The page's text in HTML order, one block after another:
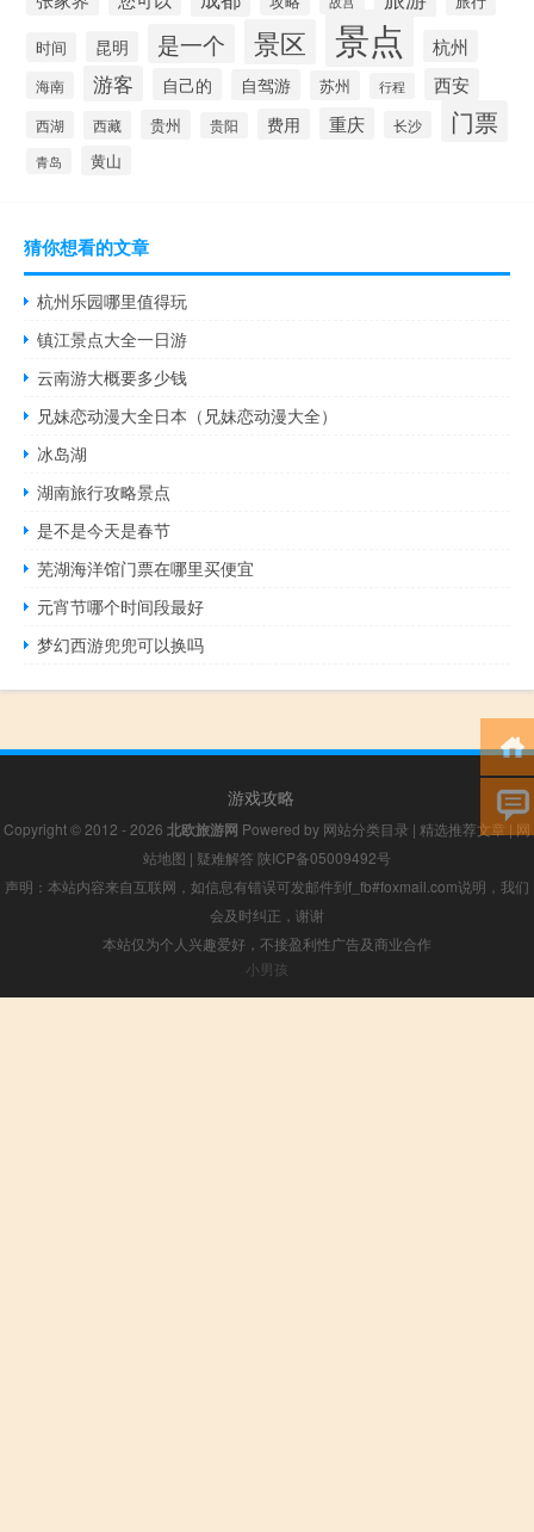
时间 昆明 是一个 景区 景点 杭州
海南 游客 自己的 自驾游 苏州 行程 西安
西湖 西藏 贵州 贵阳 费用 重庆 长沙 门票
青岛 黄山
猜你想看的文章
杭州乐园哪里值得玩
镇江景点大全一日游
云南游大概要多少钱
兄妹恋动漫大全日本（兄妹恋动漫大全）
冰岛湖
湖南旅行攻略景点
是不是今天是春节
芜湖海洋馆门票在哪里买便宜
元宵节哪个时间段最好
梦幻西游兜兜可以换吗
游戏攻略
Copyright © 2012 - 2026 北欧旅游网 Powered by 网站分类目录 | 精选推荐文章| 网
站地图 | 疑难解答 陕ICP备05009492号
声明：本站内容来自互联网，如信息有错误可发邮件到f_fb#foxmail.com说明，我们
会及时纠正，谢谢
本站仅为个人兴趣爱好，不接盈利性广告及商业合作
小男孩